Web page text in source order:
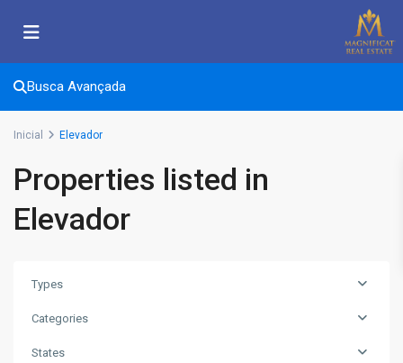
Busca Avançada
Inicial Elevador
Properties listed in
Elevador
Types
Categories
States